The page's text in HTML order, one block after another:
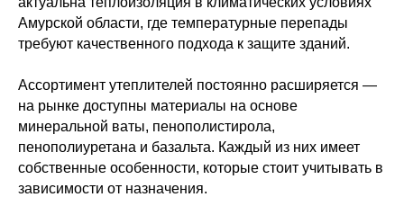
Амурской области, где температурные перепады
требуют качественного подхода к защите зданий.
Ассортимент утеплителей постоянно расширяется —
на рынке доступны материалы на основе
минеральной ваты, пенополистирола,
пенополиуретана и базальта. Каждый из них имеет
собственные особенности, которые стоит учитывать в
зависимости от назначения.